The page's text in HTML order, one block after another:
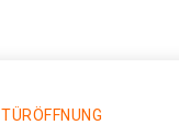
TÜRÖFFNUNG